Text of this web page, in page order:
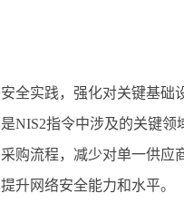
全实践，强化对关键基础
NIS2指令中涉及的关键领
购流程，减少对单一供应
升网络安全能力和水平。